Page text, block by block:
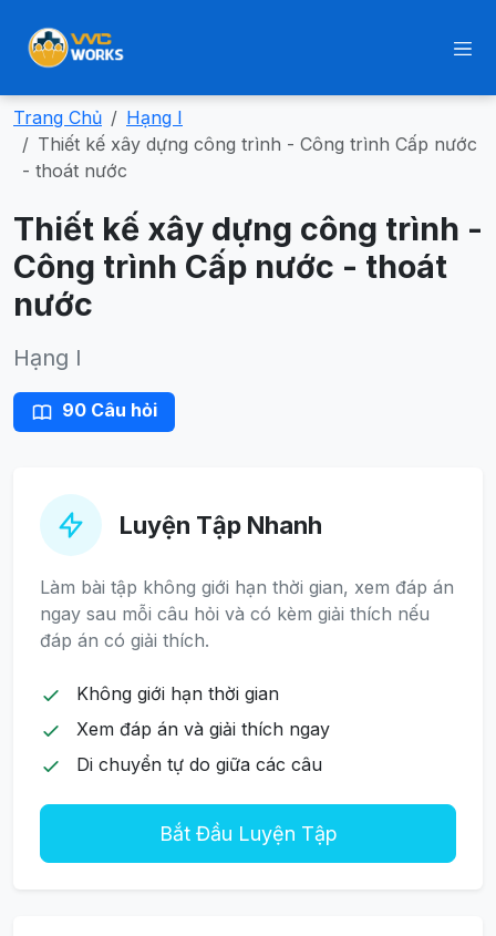
Trang Chủ
Hạng I
Thiết kế xây dựng công trình - Công trình Cấp nước
- thoát nước
Thiết kế xây dựng công trình -
Công trình Cấp nước - thoát
nước
Hạng I
90 Câu hỏi
Luyện Tập Nhanh
Làm bài tập không giới hạn thời gian, xem đáp án
ngay sau mỗi câu hỏi và có kèm giải thích nếu
đáp án có giải thích.
Không giới hạn thời gian
Xem đáp án và giải thích ngay
Di chuyển tự do giữa các câu
Bắt Đầu Luyện Tập